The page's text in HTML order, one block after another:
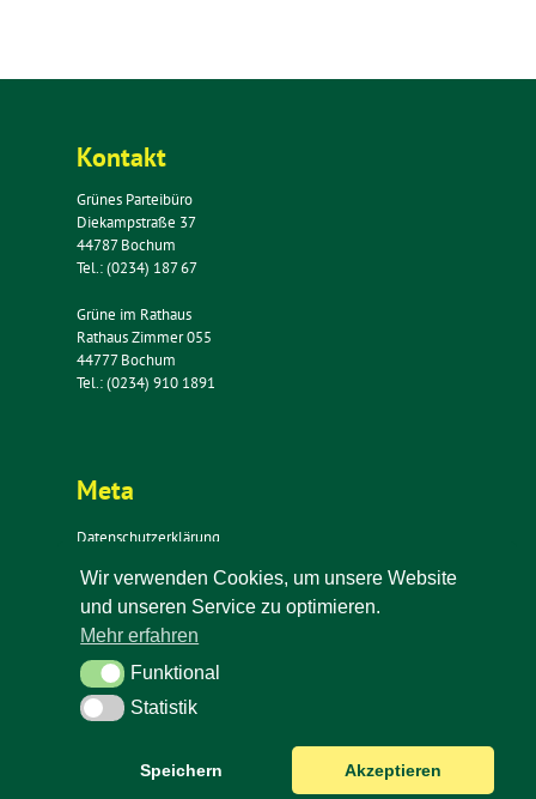
Kontakt
Grünes Parteibüro
Diekampstraße 37
44787 Bochum
Tel.: (0234) 187 67
Grüne im Rathaus
Rathaus Zimmer 055
44777 Bochum
Tel.: (0234) 910 1891
Meta
Datenschutzerklärung
Impressum
Kontakt
Newsletter
Wir verwenden Cookies, um unsere Website
und unseren Service zu optimieren.
Mehr erfahren
FunktionalFunktional
StatistikStatistik
Speichern Akzeptieren